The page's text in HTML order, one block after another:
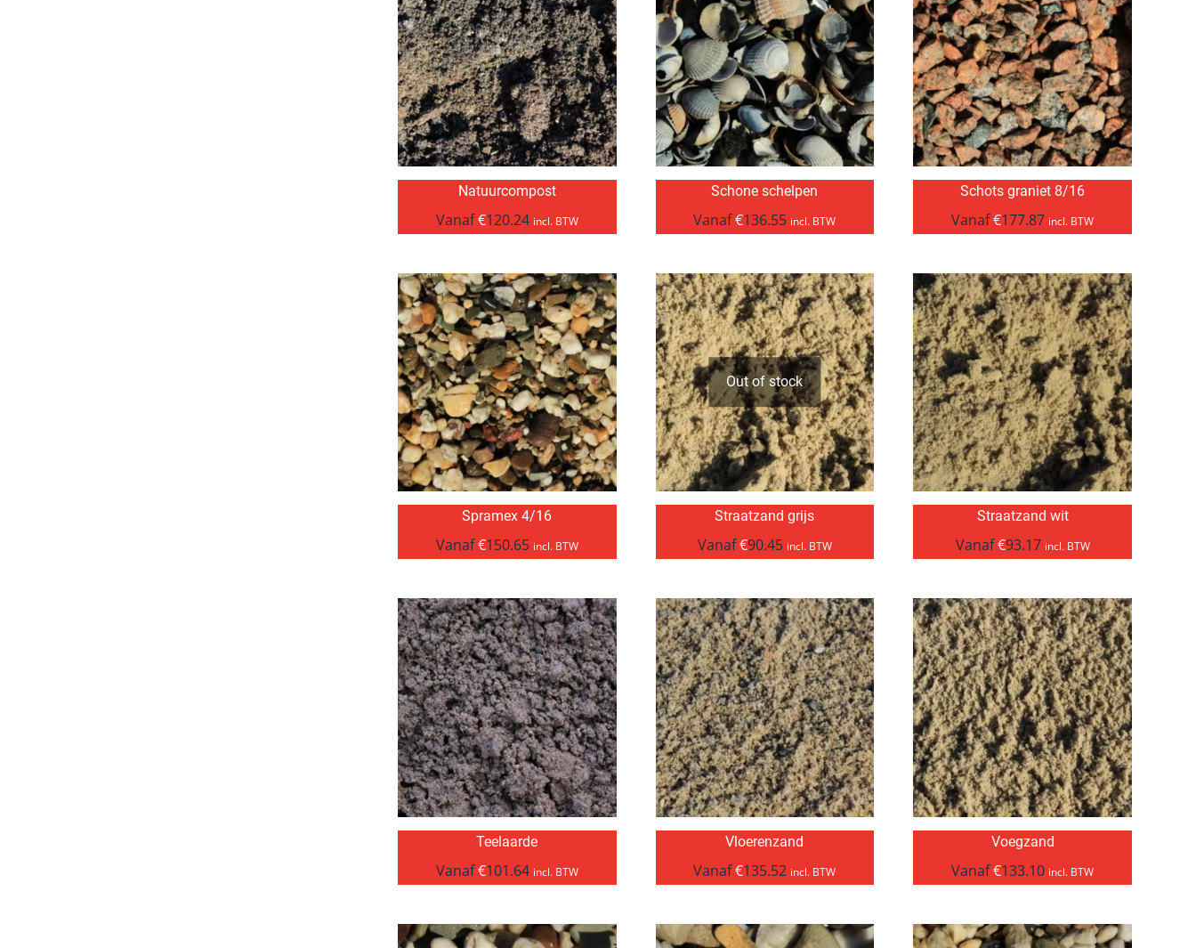
Natuurcompost
Vanaf€120.24 incl. BTW
Schone schelpen
Vanaf€136.55 incl. BTW
Schots graniet 8/16
Vanaf€177.87 incl. BTW
Spramex 4/16
Vanaf€150.65 incl. BTW
Out of stock
Straatzand grijs
Vanaf€90.45 incl. BTW
Straatzand wit
Vanaf€93.17 incl. BTW
Teelaarde
Vanaf€101.64 incl. BTW
Vloerenzand
Vanaf€135.52 incl. BTW
Voegzand
Vanaf€133.10 incl. BTW